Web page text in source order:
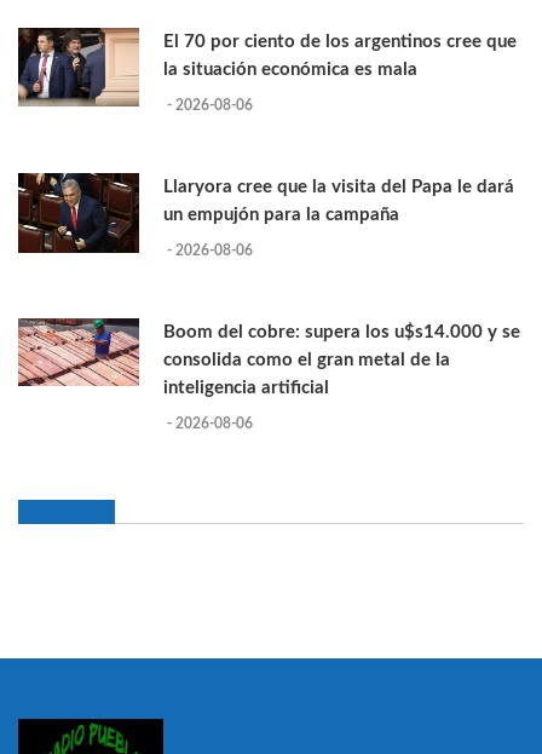
El 70 por ciento de los argentinos cree que
la situación económica es mala
- 2026-08-06
Llaryora cree que la visita del Papa le dará
un empujón para la campaña
- 2026-08-06
Boom del cobre: supera los u$s14.000 y se
consolida como el gran metal de la
inteligencia artificial
- 2026-08-06